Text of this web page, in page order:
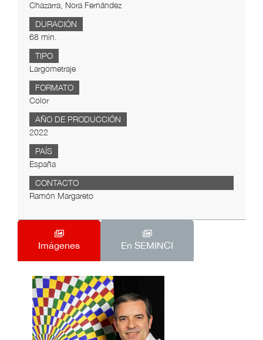
Chazarra, Nora Fernández
DURACIÓN
68 min.
TIPO
Largometraje
FORMATO
Color
AÑO DE PRODUCCIÓN
2022
PAÍS
España
CONTACTO
Ramón Margareto
Imágenes En SEMINCI